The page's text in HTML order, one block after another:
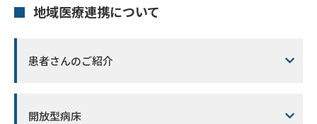
地域医療連携について
患者さんのご紹介
開放型病床